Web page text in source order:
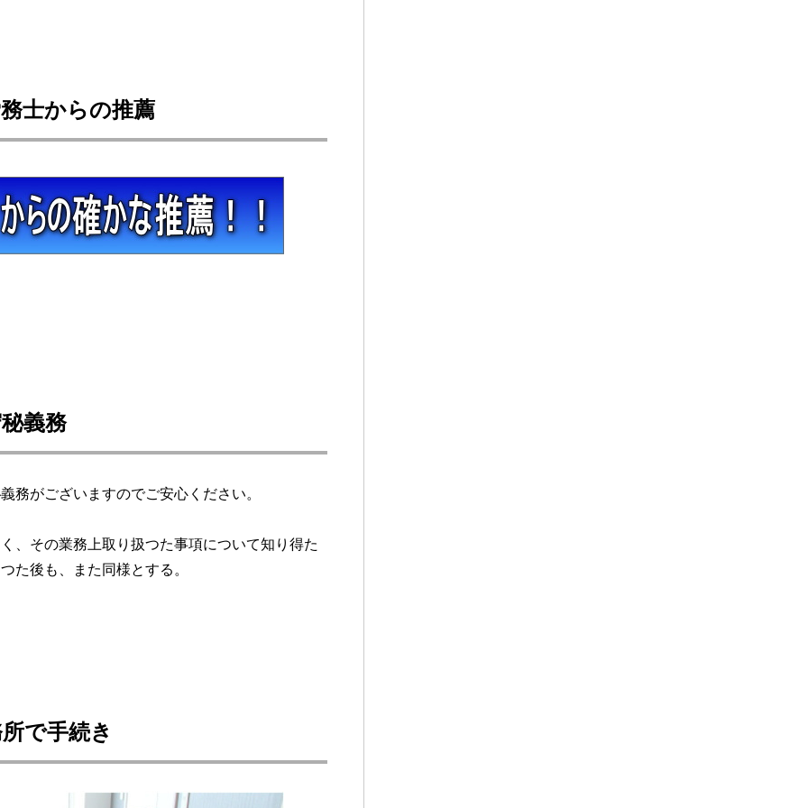
士からの推薦
義務
務がございますのでご安心ください。
、その業務上取り扱つた事項について知り得た
た後も、また同様とする。
で手続き